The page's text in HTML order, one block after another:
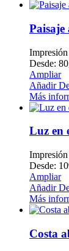
Desde:
Ampliar
Añadir
Más
Luz en
Desde:
Ampliar
Añadir
Más
Costa